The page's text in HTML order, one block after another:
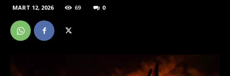
MART 12, 2026 69 0